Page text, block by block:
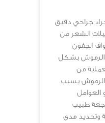
جراحي دقيق
الشعر من
الجفون
الرموش بشكل
من
بسبب
العوامل
طبيب
وتحديد مدى